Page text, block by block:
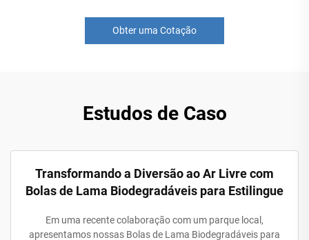
Obter uma Cotação
Estudos de Caso
Transformando a Diversão ao Ar Livre com
Bolas de Lama Biodegradáveis para Estilingue
Em uma recente colaboração com um parque local,
apresentamos nossas Bolas de Lama Biodegradáveis para